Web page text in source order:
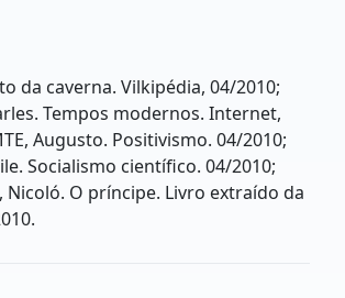
da caverna. Vilkipédia, 04/2010;
Tempos modernos. Internet,
Augusto. Positivismo. 04/2010;
Socialismo científico. 04/2010;
Nicoló. O príncipe. Livro extraído da